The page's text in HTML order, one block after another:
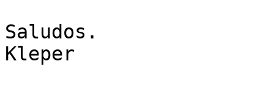
Saludos.
Kleper